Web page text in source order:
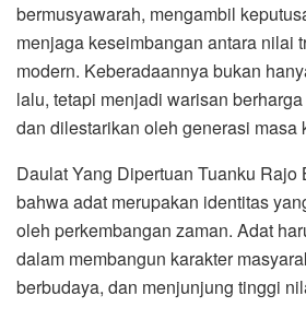
bermusyawarah, mengambil
menjaga keseimbangan antara nilai
modern. Keberadaannya bukan
lalu, tetapi menjadi warisan
dan dilestarikan oleh generasi masa
Daulat Yang Dipertuan Tuanku Rajo
bahwa adat merupakan identitas
oleh perkembangan zaman. Adat
dalam membangun karakter
berbudaya, dan menjunjung tinggi